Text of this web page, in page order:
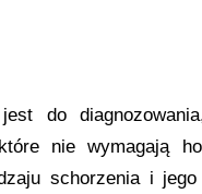
jest do
nie wymagają
schorzenia i